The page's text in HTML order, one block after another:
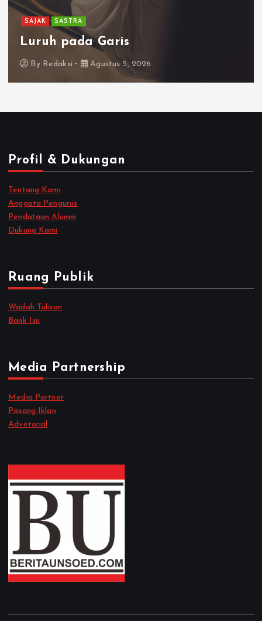
SAJAK SASTRA
Luruh pada Garis
By Redaksi Agustus 5, 2026
Profil & Dukungan
Tentang Kami
Anggota Pengurus
Pendataan Alumni
Dukung Kami
Ruang Publik
Wadah Tulisan
Bank Isu
Media Partnership
Media Partner
Pasang Iklan
Advetorial